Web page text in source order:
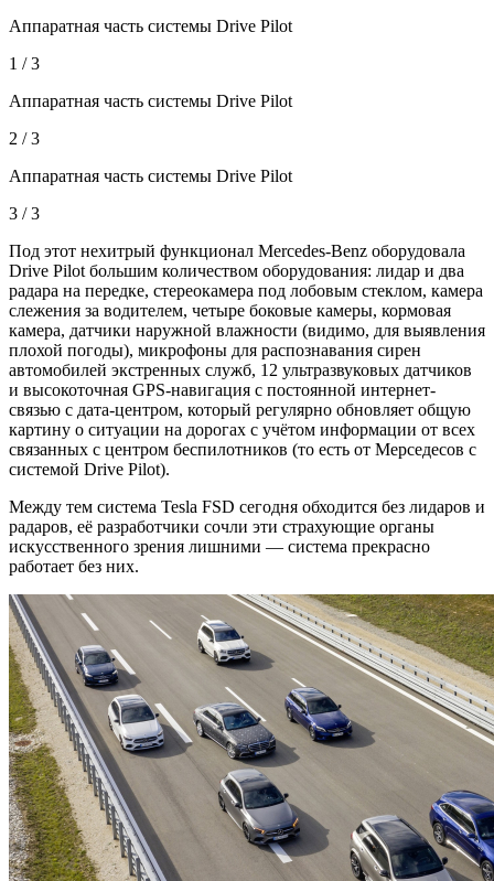
Аппаратная часть системы Drive Pilot
1 / 3
Аппаратная часть системы Drive Pilot
2 / 3
Аппаратная часть системы Drive Pilot
3 / 3
Под этот нехитрый функционал Mercedes-Benz оборудовала
Drive Pilot большим количеством оборудования: лидар и два
радара на передке, стереокамера под лобовым стеклом, камера
слежения за водителем, четыре боковые камеры, кормовая
камера, датчики наружной влажности (видимо, для выявления
плохой погоды), микрофоны для распознавания сирен
автомобилей экстренных служб, 12 ультразвуковых датчиков
и высокоточная GPS-навигация с постоянной интернет-
связью с дата-центром, который регулярно обновляет общую
картину о ситуации на дорогах с учётом информации от всех
связанных с центром беспилотников (то есть от Мерседесов с
системой Drive Pilot).
Между тем система Tesla FSD сегодня обходится без лидаров и
радаров, её разработчики сочли эти страхующие органы
искусственного зрения лишними — система прекрасно
работает без них.